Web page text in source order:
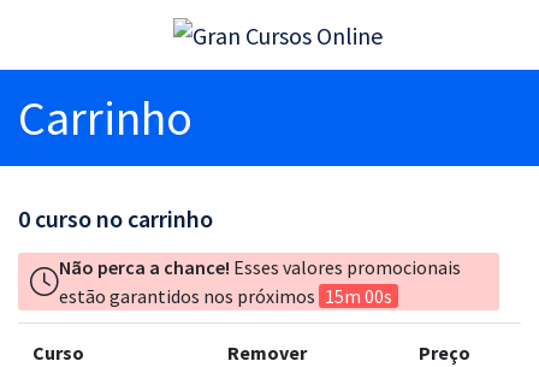
Carrinho
0 curso no carrinho
Não perca a chance! Esses valores promocionais
estão garantidos nos próximos 15m 00s
Curso Remover Preço